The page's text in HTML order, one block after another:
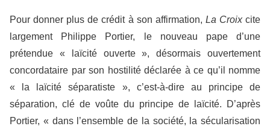
Pour donner plus de crédit à son affirmation, La Croixcite
largement Philippe Portier, le nouveau pape d’une
prétendue « laïcité ouverte », désormais ouvertement
concordataire par son hostilité déclarée à ce qu’il nomme
« la laïcité séparatiste », c’est-à-dire au principe de
séparation, clé de voûte du principe de laïcité. D’après
Portier, « dans l’ensemble de la société, la sécularisation